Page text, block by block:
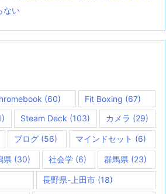
ない
(60) Fit Boxing (67)
Steam Deck (103) カメラ (29)
ブログ (56) マインドセット (6)
県 (30) 社会学(6) 群馬県 (23)
長野県-上田市(18)